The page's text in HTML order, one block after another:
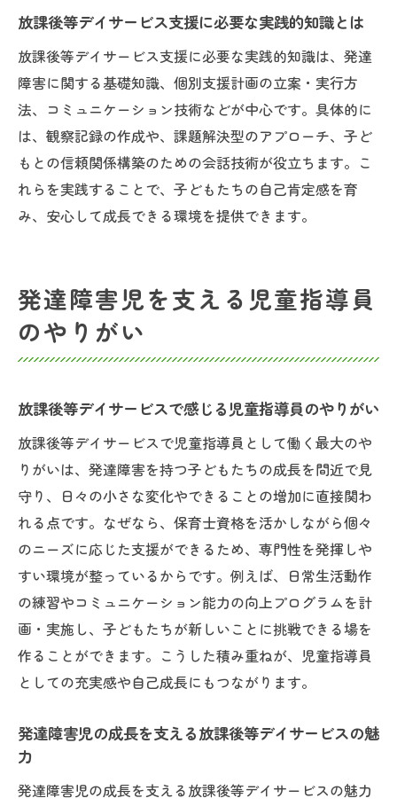
児童指導員任用資格と保育士資格の違いを
放課後等デイサービスで実務経験を積むた
めのポイント
放課後等デイサービスにおける保育士と児童指
導員の違い
放課後等デイサービスで保育士と児童指導
員の役割を比較
放課後等デイサービスで重視される保育士
と児童指導員の違い
保育士資格と児童指導員任用資格、放課後
放課後等デイサービス現場での違いと連携
の重要性
放課後等デイサービス支援に必要な実践的知識とは
放課後等デイサービス支援に必要な実践的知識は、発達
障害に関する基礎知識、個別支援計画の立案・実行方
法、コミュニケーション技術などが中心です。具体的に
は、観察記録の作成や、課題解決型のアプローチ、子ど
もとの信頼関係構築のための会話技術が役立ちます。こ
れらを実践することで、子どもたちの自己肯定感を育
み、安心して成長できる環境を提供できます。
発達障害児を支える児童指導員
のやりがい
放課後等デイサービスで感じる児童指導員のやりがい
放課後等デイサービスで児童指導員として働く最大のや
りがいは、発達障害を持つ子どもたちの成長を間近で見
守り、日々の小さな変化やできることの増加に直接関わ
れる点です。なぜなら、保育士資格を活かしながら個々
のニーズに応じた支援ができるため、専門性を発揮しや
すい環境が整っているからです。例えば、日常生活動作
の練習やコミュニケーション能力の向上プログラムを計
画・実施し、子どもたちが新しいことに挑戦できる場を
作ることができます。こうした積み重ねが、児童指導員
としての充実感や自己成長にもつながります。
発達障害児の成長を支える放課後等デイサービスの魅
力
発達障害児の成長を支える放課後等デイサービスの魅力